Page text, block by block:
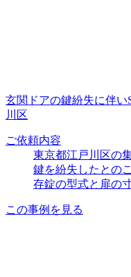
玄関ドアの鍵紛失に伴い
川区
ご依頼内容
東京都江戸川区の
鍵を紛失したとの
存錠の型式と扉の
この事例を見る